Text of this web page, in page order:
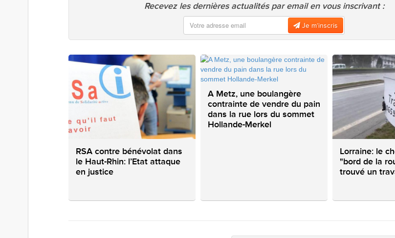
Recevez les dernières actualités par email en vous inscrivant :
Je m’inscris
RSA contre bénévolat dans
le Haut-Rhin: l’Etat attaque
en justice
A Metz, une boulangère
contrainte de vendre du pain
dans la rue lors du sommet
Hollande-Merkel
Lorraine: le
"bord de la
trouvé un